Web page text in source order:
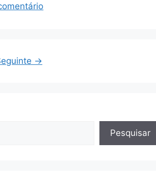
→
Pesquisar